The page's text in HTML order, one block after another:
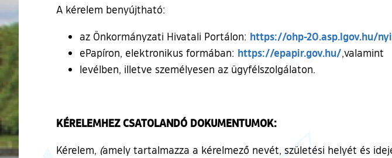
A kérelem benyújtható:
az Önkormányzati Hivatali Portálon: https://ohp-20.asp.lgov.hu/
ePapíron, elektronikus formában: https://epapir.gov.hu/(külső
,valamint
levélben, illetve személyesen az ügyfélszolgálaton.
KÉRELEMHEZ CSATOLANDÓ DOKUMENTUMOK:
Kérelem, (amely tartalmazza a kérelmező nevét, születési helyét és